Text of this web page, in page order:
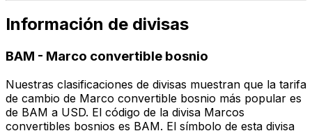
Información de divisas
BAM - Marco convertible bosnio
Nuestras clasificaciones de divisas muestran que la tarifa
de cambio de Marco convertible bosnio más popular es
de BAM a USD. El código de la divisa Marcos
convertibles bosnios es BAM. El símbolo de esta divisa